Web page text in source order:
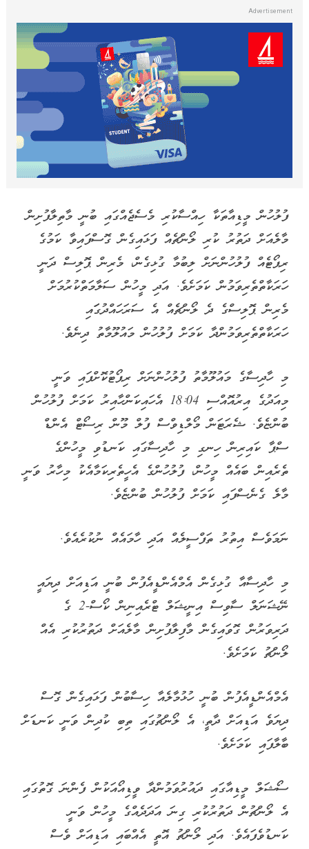
ފުލުހުން މީޑިއާތަކާ ހިއްސާކުރި މެސެޖެއްގައި ބުނީ މާތިލާފުށިން
މާލެއަށް ދަތުރު ކުރި ލޯންޗެއް ފަޅައިގެން ގޮސްފައިވާ ކަމުގެ
ރިޕޯޓެއް ފުލުހުންނަށް ލިބުމާ ގުޅިގެން، މެރިން ޕޮލިސް ދަނީ
ހަރަކާތްތެރިވަމުން ކަމަށެވެ. އަދި މީހުން ސަލާމަތްކުރުމަށް
މެރިން ޕޮލިސްގެ ދެ ލޯންޗެއް އެ ސަރަހައްދުގަައި
ހަރަކާތްތެރިވަމުންދާ ކަމަށް ފުލުހުން މައުލޫމާތު ދިނެވެ.
މި ހާދިސާގެ މައުލޫމާތު ފުލުހުންނަށް ރިޕޯޓުކޮށްފައި ވަނީ
މިއަދުގެ އިރުއޮއްސި 18:04 އެހައިކަންހާއިރު ކަމަށް ފުލުހުން
ބުންޏެވެ. ޝެރަޓަން މޯލްޑިވްސް ފުލް މޫން ރިސޯޓް އެންޑް
ސްޕާ ކައިރިން ހިނގި މި ހާދިސާގައި ކަނޑުވި މީހުންގެ
ތެރެއިން ބައެއް މީހުން، ފުލުހުންގެ އެހީތެރިކަމާއެކު މިހާރު ވަނީ
މާލެ ގެނެސްފައި ކަމަށް ފުލުހުން ބުންޏެވެ.
ނަމަވެސް އިތުރު ތަފްސީލެއް އަދި ހާމައެއް ނުކުރެއެވެ.
މި ހާދިސާއާ ގުޅިގެން އެމްއެންޑީއެފުން ބުނީ އަޑިއަށް ދިޔައީ
ނޭޝަނަލް ސާވިސް އިނީޝަލް ޓްރެއިނިން ކޯސް-2 ގެ
ދަރިވަރުން ގޮވައިގެން މާފިލާފުށިން މާލެއަށް ދަތުރުކުރި އެއް
ލޯންޗު ކަމަށެވެ.
އެމްއެންޑީއެފުން ބުނީ ހުޅުމާލެއާ ހިސާބުން ފަޅައިގެން ގޮސް
ދިޔަވެ އަޑިއަށް ދާތީ، އެ ލޯންޗުގައި ތިބި ކުދިން ވަނީ ކަނޑަށް
ބާލާފައި ކަމަށެވެ.
ސޯޝަލް މީޑިއާގައި ދައުރުވަމުންދާ ވީޑިއޯއަކުން ފެންނަ ގޮތުގައި
އެ ލޯންޗުން ދަތުރުކުރި ގިނަ އަދަދެއްގެ މީހުން ވަނީ
ކަނޑުވެފައެވެ. އަދި ލޯންޗު އޮތީ އެއްބައި އަޑިއަށް ވެސް